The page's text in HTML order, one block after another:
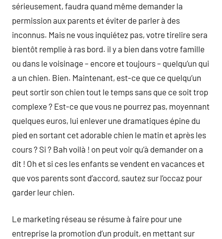
sérieusement, faudra quand même demander la
permission aux parents et éviter de parler à des
inconnus. Mais ne vous inquiétez pas, votre tirelire sera
bientôt remplie à ras bord. il y a bien dans votre famille
ou dans le voisinage – encore et toujours – quelqu’un qui
a un chien. Bien. Maintenant, est-ce que ce quelqu’un
peut sortir son chien tout le temps sans que ce soit trop
complexe ? Est-ce que vous ne pourrez pas, moyennant
quelques euros, lui enlever une dramatiques épine du
pied en sortant cet adorable chien le matin et après les
cours ? Si ? Bah voilà ! on peut voir qu’à demander on a
dit ! Oh et si ces les enfants se vendent en vacances et
que vos parents sont d’accord, sautez sur l’occaz pour
garder leur chien.
Le marketing réseau se résume à faire pour une
entreprise la promotion d’un produit, en mettant sur